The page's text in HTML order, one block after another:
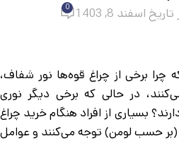
اسفند 8, 1403 0
چرا برخی از چراغ قوه‌ها نور شفاف،
در حالی که برخی دیگر نوری
بسیاری از افراد هنگام خرید چراغ
(بر حسب لومن) توجه می‌کنند و عوامل